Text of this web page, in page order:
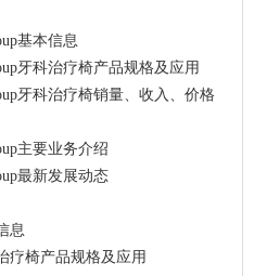
基本信息
Group牙科治疗椅产品规格及应用
Group主要业务介绍
Group最新发展动态
息
科治疗椅产品规格及应用